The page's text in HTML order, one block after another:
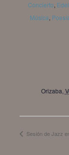
Concierto,
Música,
Orizaba,
Sesión de Jazz